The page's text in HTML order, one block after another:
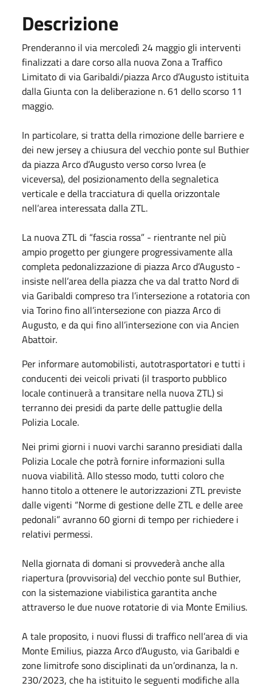
Descrizione
Prenderanno il via mercoledì 24 maggio gli interventi
finalizzati a dare corso alla nuova Zona a Traffico
Limitato di via Garibaldi/piazza Arco d’Augusto istituita
dalla Giunta con la deliberazione n. 61 dello scorso 11
maggio.
In particolare, si tratta della rimozione delle barriere e
dei new jersey a chiusura del vecchio ponte sul Buthier
da piazza Arco d’Augusto verso corso Ivrea (e
viceversa), del posizionamento della segnaletica
verticale e della tracciatura di quella orizzontale
nell’area interessata dalla ZTL.
La nuova ZTL di “fascia rossa” - rientrante nel più
ampio progetto per giungere progressivamente alla
completa pedonalizzazione di piazza Arco d’Augusto -
insiste nell’area della piazza che va dal tratto Nord di
via Garibaldi compreso tra l’intersezione a rotatoria con
via Torino fino all’intersezione con piazza Arco di
Augusto, e da qui fino all’intersezione con via Ancien
Abattoir.
Per informare automobilisti, autotrasportatori e tutti i
conducenti dei veicoli privati (il trasporto pubblico
locale continuerà a transitare nella nuova ZTL) si
terranno dei presidi da parte delle pattuglie della
Polizia Locale.
Nei primi giorni i nuovi varchi saranno presidiati dalla
Polizia Locale che potrà fornire informazioni sulla
nuova viabilità. Allo stesso modo, tutti coloro che
hanno titolo a ottenere le autorizzazioni ZTL previste
dalle vigenti “Norme di gestione delle ZTL e delle aree
pedonali” avranno 60 giorni di tempo per richiedere i
relativi permessi.
Nella giornata di domani si provvederà anche alla
riapertura (provvisoria) del vecchio ponte sul Buthier,
con la sistemazione viabilistica garantita anche
attraverso le due nuove rotatorie di via Monte Emilius.
A tale proposito, i nuovi flussi di traffico nell’area di via
Monte Emilius, piazza Arco d’Augusto, via Garibaldi e
zone limitrofe sono disciplinati da un’ordinanza, la n.
230/2023, che ha istituito le seguenti modifiche alla